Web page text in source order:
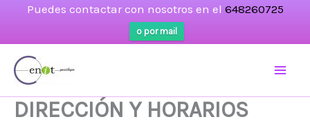
Puedes contactar con nosotros en el 648260725
o por mail
DIRECCIÓN Y HORARIOS